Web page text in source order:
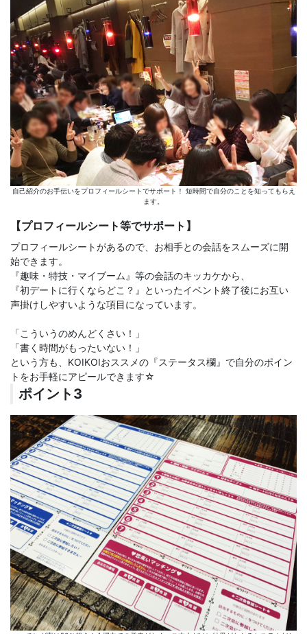
自己紹介のお手伝いをプロフィールシートでサポート！ 短時間で自分のことを知ってもらえ
ます。
【プロフィールシート等でサポート】
プロフィールシートがあるので、お相手との会話をスムーズに開
始できます。
『趣味・特技・マイブーム』等の会話のキッカケから、
『初デートに行くならどこ？』といったイベント終了後にお互い
声掛けしやすいような項目になっています。
「こういうのめんどくさい！」
「書く時間がもったいない！」
という方も、KOIKOIおススメの『ステータス欄』で自分のポイン
トをお手軽にアピールできます☆
ポイント3